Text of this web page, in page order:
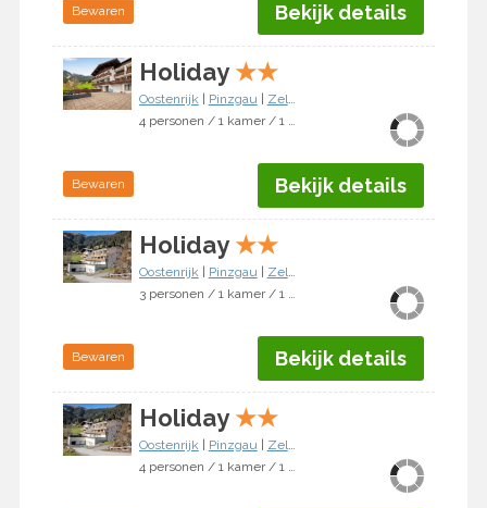
Bewaren Bekijk details
Holiday ★★
Oostenrijk Pinzgau
Zell am See
4 personen / 1 kamer / 1 slaapkamer
Bewaren Bekijk details
Holiday ★★
Oostenrijk Pinzgau
Zell am See
3 personen / 1 kamer / 1 slaapkamer
Bewaren Bekijk details
Holiday ★★
Oostenrijk Pinzgau
Zell am See
4 personen / 1 kamer / 1 slaapkamer